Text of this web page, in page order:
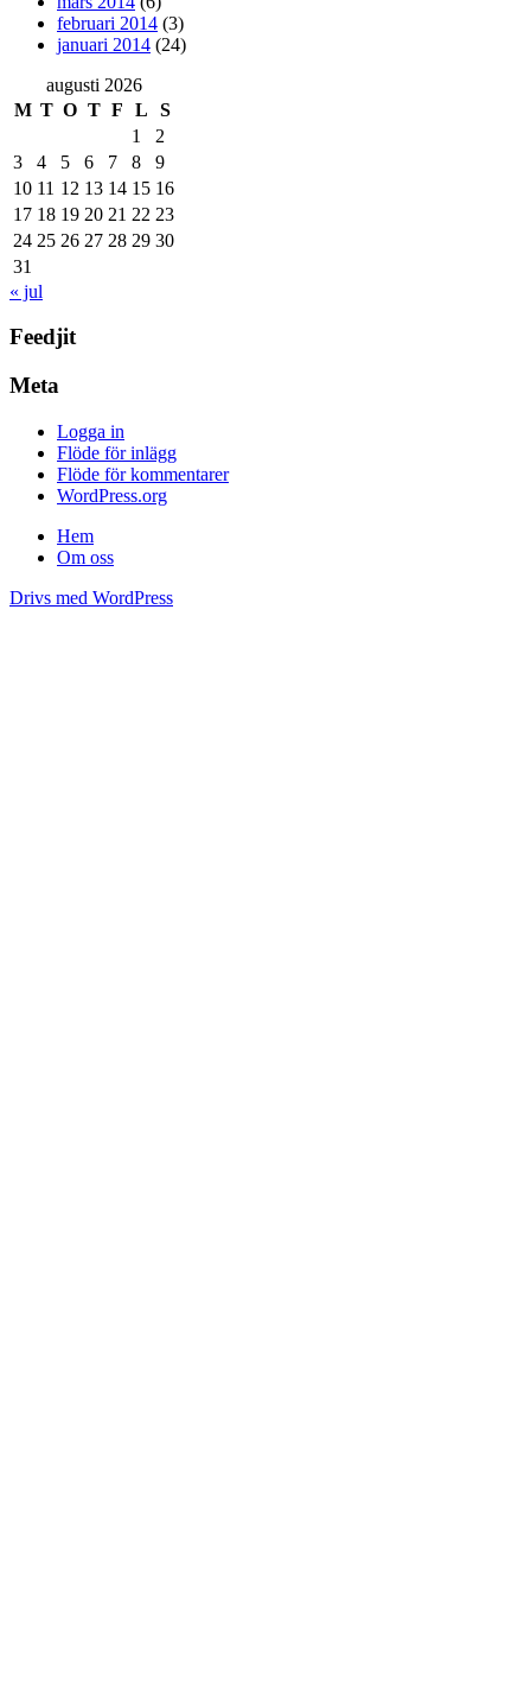
februari 2014 (3)
januari 2014 (24)
augusti 2026
M T O T F L
S
1
2
3
4 5 6 7 8
9
10 11 12 13 14 15 16
17 18 19 20 21 22 23
24 25 26 27 28 29 30
31
« jul
Feedjit
Meta
Logga in
Flöde för inlägg
Flöde för kommentarer
WordPress.org
Hem
Om oss
Drivs med WordPress